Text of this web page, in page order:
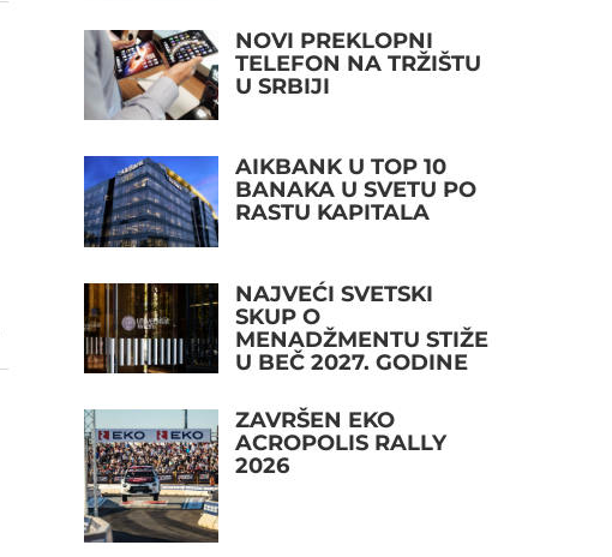
NOVI PREKLOPNI
TELEFON NA TRŽIŠTU
U SRBIJI
AIKBANK U TOP 10
BANAKA U SVETU PO
RASTU KAPITALA
NAJVEĆI SVETSKI
SKUP O
MENADŽMENTU STIŽE
U BEČ 2027. GODINE
ZAVRŠEN EKO
ACROPOLIS RALLY
2026